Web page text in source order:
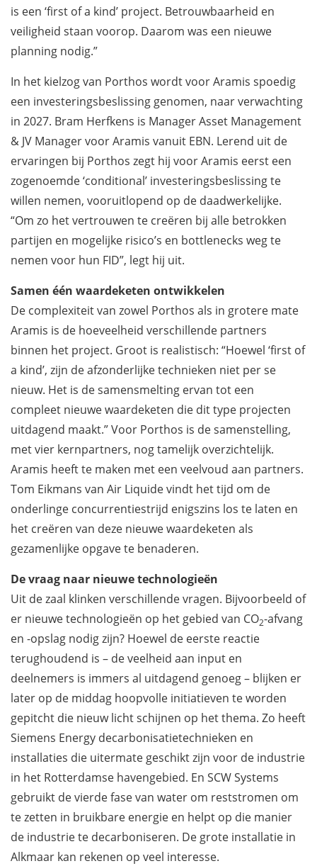
is een ‘first of a kind’ project. Betrouwbaarheid en
veiligheid staan voorop. Daarom was een nieuwe
planning nodig.”
In het kielzog van Porthos wordt voor Aramis spoedig
een investeringsbeslissing genomen, naar verwachting
in 2027. Bram Herfkens is Manager Asset Management
& JV Manager voor Aramis vanuit EBN. Lerend uit de
ervaringen bij Porthos zegt hij voor Aramis eerst een
zogenoemde ‘conditional’ investeringsbeslissing te
willen nemen, vooruitlopend op de daadwerkelijke.
“Om zo het vertrouwen te creëren bij alle betrokken
partijen en mogelijke risico’s en bottlenecks weg te
nemen voor hun FID”, legt hij uit.
Samen één waardeketen ontwikkelen
De complexiteit van zowel Porthos als in grotere mate
Aramis is de hoeveelheid verschillende partners
binnen het project. Groot is realistisch: “Hoewel ‘first of
a kind’, zijn de afzonderlijke technieken niet per se
nieuw. Het is de samensmelting ervan tot een
compleet nieuwe waardeketen die dit type projecten
uitdagend maakt.” Voor Porthos is de samenstelling,
met vier kernpartners, nog tamelijk overzichtelijk.
Aramis heeft te maken met een veelvoud aan partners.
Tom Eikmans van Air Liquide vindt het tijd om de
onderlinge concurrentiestrijd enigszins los te laten en
het creëren van deze nieuwe waardeketen als
gezamenlijke opgave te benaderen.
De vraag naar nieuwe technologieën
Uit de zaal klinken verschillende vragen. Bijvoorbeeld of
er nieuwe technologieën op het gebied van CO2-afvang
en -opslag nodig zijn? Hoewel de eerste reactie
terughoudend is – de veelheid aan input en
deelnemers is immers al uitdagend genoeg – blijken er
later op de middag hoopvolle initiatieven te worden
gepitcht die nieuw licht schijnen op het thema. Zo heeft
Siemens Energy decarbonisatietechnieken en
installaties die uitermate geschikt zijn voor de industrie
in het Rotterdamse havengebied. En SCW Systems
gebruikt de vierde fase van water om reststromen om
te zetten in bruikbare energie en helpt op die manier
de industrie te decarboniseren. De grote installatie in
Alkmaar kan rekenen op veel interesse.